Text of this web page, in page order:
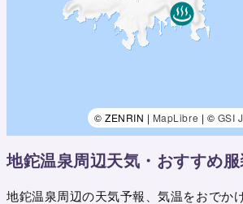
© ZENRIN | MapLibre | © GSI
地鉈温泉周辺天気・おすすめ服
地鉈温泉周辺の天気予報、気温をおでか